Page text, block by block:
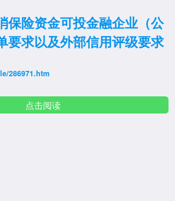
保险资金可投金融企业（公
要求以及外部信用评级要求
286971.htm
点击阅读